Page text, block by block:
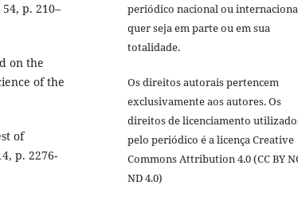
p. 210–
on the
of the
of
p. 2276-
periódico nacional ou
quer seja em parte ou em sua
totalidade.
Os direitos autorais pertencem
exclusivamente aos autores. Os
direitos de licenciamento
pelo periódico é a licença Creative
Commons Attribution 4.0 (CC BY
ND 4.0)